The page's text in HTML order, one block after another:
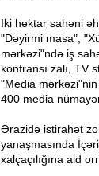
İki hektar sahəni
"Dəyirmi masa",
mərkəzi"ndə iş
konfransı zalı, TV
"Media
400 media
Ərazidə istirahət
yanaşmasında
xalçaçılığına aid